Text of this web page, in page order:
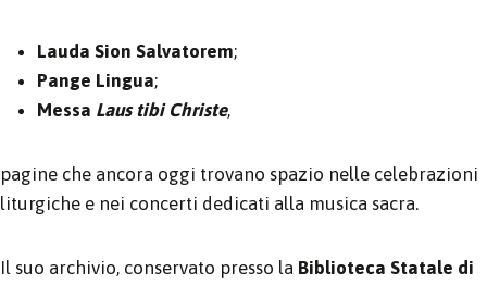
Lauda Sion Salvatorem;
Pange Lingua;
Messa Laus tibi Christe,
pagine che ancora oggi trovano spazio nelle celebrazioni
liturgiche e nei concerti dedicati alla musica sacra.
Il suo archivio, conservato presso la Biblioteca Statale di